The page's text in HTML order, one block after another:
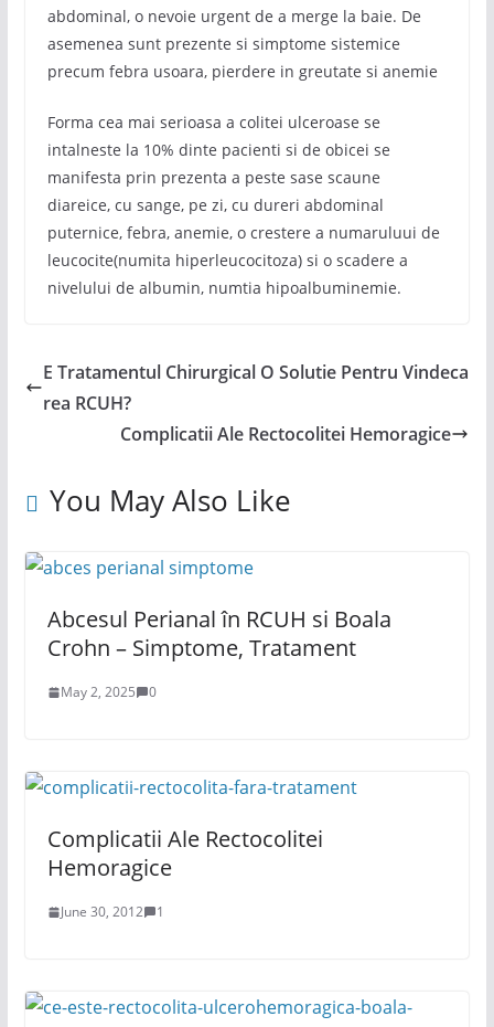
abdominal, o nevoie urgent de a merge la baie. De
asemenea sunt prezente si simptome sistemice
precum febra usoara, pierdere in greutate si anemie
Forma cea mai serioasa a colitei ulceroase se
intalneste la 10% dinte pacienti si de obicei se
manifesta prin prezenta a peste sase scaune
diareice, cu sange, pe zi, cu dureri abdominal
puternice, febra, anemie, o crestere a numaruluui de
leucocite(numita hiperleucocitoza) si o scadere a
nivelului de albumin, numtia hipoalbuminemie.
E Tratamentul Chirurgical O Solutie Pentru Vindeca
rea RCUH?
Complicatii Ale Rectocolitei Hemoragice
You May Also Like
Abcesul Perianal în RCUH si Boala
Crohn – Simptome, Tratament
May 2, 2025 0
Complicatii Ale Rectocolitei
Hemoragice
June 30, 2012 1